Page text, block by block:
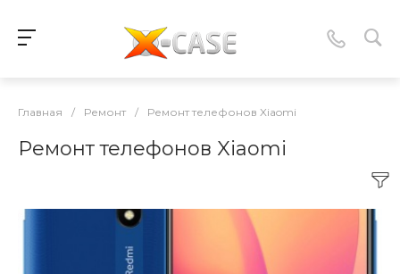
Главная / Ремонт / Ремонт телефонов Xiaomi
Ремонт телефонов Xiaomi